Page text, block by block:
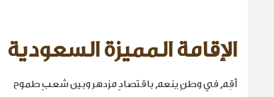
الإقامة المميزة السعودية
أقِم في وطنٍ ينعم باقتصادٍ مزدهر وبين شعبٍ طموح